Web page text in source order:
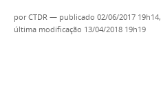
porCTDR — publicado 02/06/2017 19h14,
última modificação 13/04/2018 19h19